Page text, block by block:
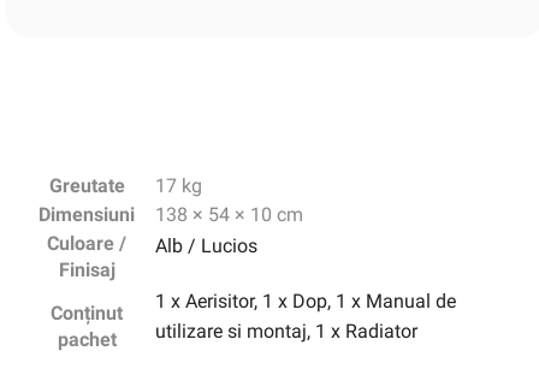
Greutate
17 kg
Dimensiuni
138 × 54 × 10 cm
Culoare /
Finisaj
Alb / Lucios
Conținut
pachet
1 x Aerisitor, 1 x Dop, 1 x Manual de
utilizare si montaj, 1 x Radiator